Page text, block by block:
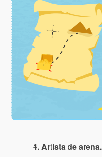
4. Artista de arena.